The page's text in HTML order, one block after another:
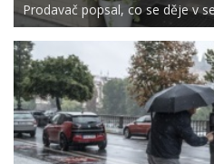
Prodavač popsal, co se děje v